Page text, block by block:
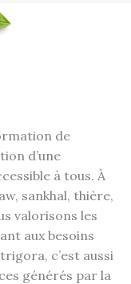
de
d’une
à tous. À
sankhal, thière,
valorisons les
aux besoins
c’est aussi
générés par la